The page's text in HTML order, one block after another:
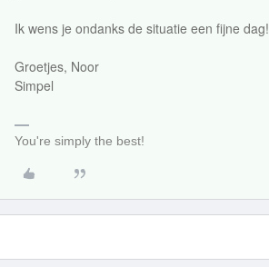
Ik wens je ondanks de situatie een fijne dag!
Groetjes, Noor
Simpel
You're simply the best!